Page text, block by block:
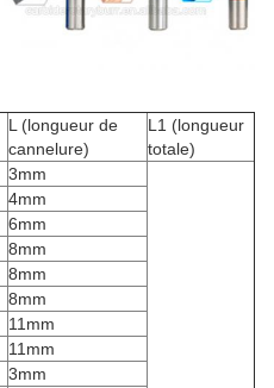
L (longueur de
cannelure)
L1 (longueur
totale)
3mm
4mm
6mm
8mm
8mm
8mm
11mm
11mm
3mm